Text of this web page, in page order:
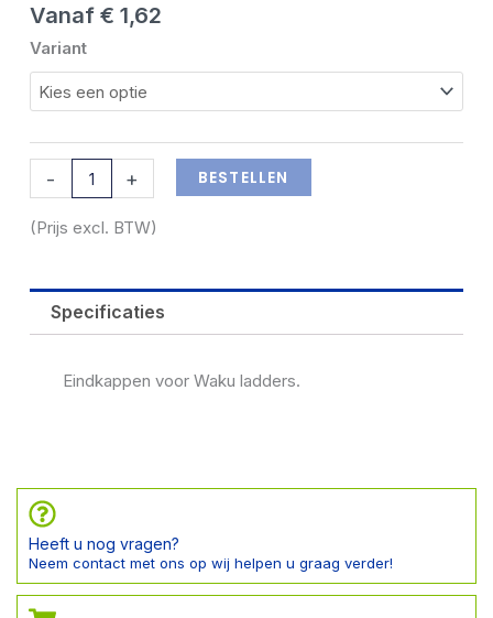
Vanaf € 1,62
Variant
-
Waku
eindkappen
aantal
+ BESTELLEN
(Prijs excl. BTW)
Specificaties
Eindkappen voor Waku ladders.
Heeft u nog vragen?
Neem contact met ons op wij helpen u graag verder!